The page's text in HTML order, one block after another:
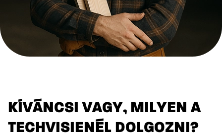
KÍVÁNCSI VAGY, MILYEN A
TECHVISIENÉL DOLGOZNI?